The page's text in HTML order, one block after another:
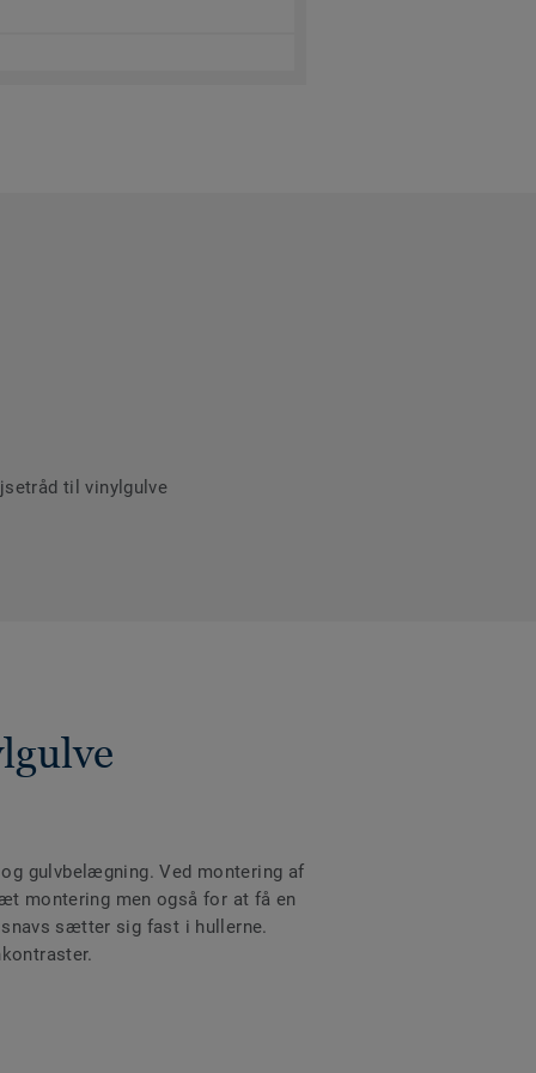
til vinylgulve
gulvbelægning. Ved montering af
montering men også for at få en
sætter sig fast i hullerne.